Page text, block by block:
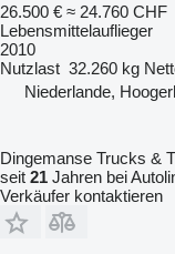
26.500 € ≈ 24.760 CHF
Lebensmittelauflieger
2010
Nutzlast 32.260 kg
Niederlande,
Dingemanse Trucks &
seit 21 Jahren bei
Verkäufer kontaktieren